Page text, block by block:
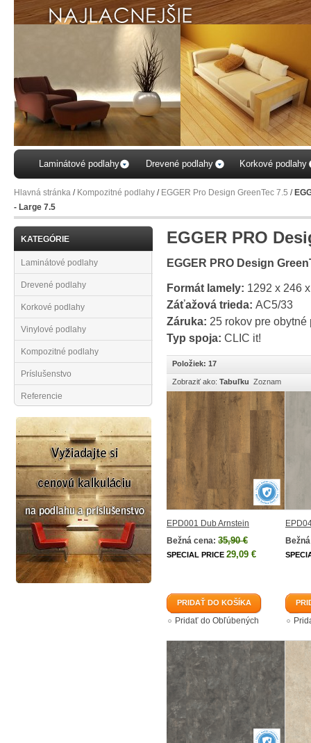
Laminátové podlahy Drevené podlahy Korkové podlahy
Hlavná stránka / Kompozitné podlahy / EGGER Pro Design GreenTec 7.5 /
- Large 7.5
KATEGÓRIE
Laminátové podlahy
Drevené podlahy
Korkové podlahy
Vinylové podlahy
Kompozitné podlahy
Príslušenstvo
Referencie
EGGER PRO
EGGER PRO Design
Formát lamely: 1292 x 246
Záťažová trieda: AC5/33
Záruka: 25 rokov pre
Typ spoja: CLIC it!
Položiek: 17
Zobraziť ako: Tabuľku Zoznam
EPD001 Dub Arnstein
Bežná cena: 35,90 €
SPECIAL PRICE 29,09 €
PRIDAŤ DO KOŠÍKA
Pridať do Obľúbených